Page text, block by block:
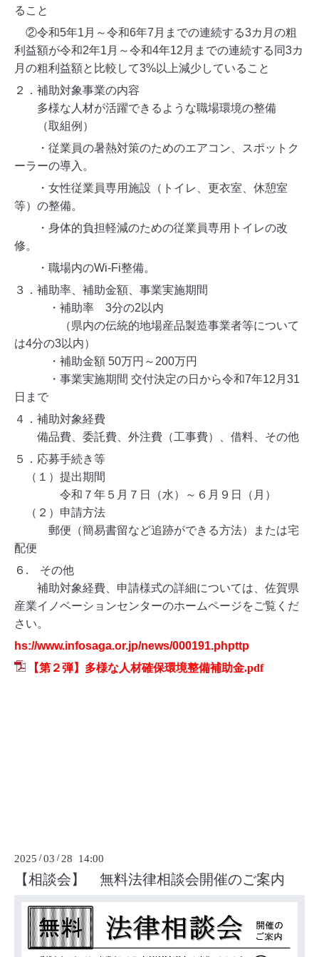
ること
②令和5年1月～令和6年7月までの連続する3カ月の粗
利益額が令和2年1月～令和4年12月までの連続する同3カ
月の粗利益額と比較して3%以上減少していること
２．補助対象事業の内容
多様な人材が活躍できるような職場環境の整備
（取組例）
・従業員の暑熱対策のためのエアコン、スポットク
ーラーの導入。
・女性従業員専用施設（トイレ、更衣室、休憩室
等）の整備。
・身体的負担軽減のための従業員専用トイレの改
修。
・職場内のWi-Fi整備。
３．補助率、補助金額、事業実施期間
・補助率 3分の2以内
（県内の伝統的地場産品製造事業者等について
は4分の3以内）
・補助金額 50万円～200万円
・事業実施期間 交付決定の日から令和7年12月31
日まで
４．補助対象経費
備品費、委託費、外注費（工事費）、借料、その他
５．応募手続き等
（１）提出期間
令和７年５月７日（水）～６月９日（月）
（２）申請方法
郵便（簡易書留など追跡ができる方法）または宅
配便
６. その他
補助対象経費、申請様式の詳細については、佐賀県
産業イノベーションセンターのホームページをご覧くだ
さい。
hs://www.infosaga.or.jp/news/000191.phpttp
【第２弾】多様な人材確保環境整備補助金.pdf
2025 /03 / 28 14:00
【相談会】 無料法律相談会開催のご案内